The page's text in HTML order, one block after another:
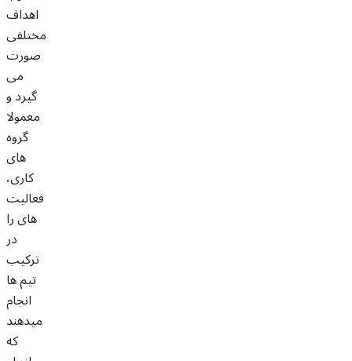
اهداف
مختلفی
صورت
می
گیرد و
معمولا
گروه
های
کاری،
فعالیت
های را
در
ترکیب
تیم ها
انجام
میدهند
که